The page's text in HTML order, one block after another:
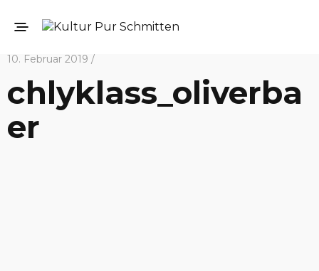
10. Februar 2019 /
chlyklass_oliverba
er